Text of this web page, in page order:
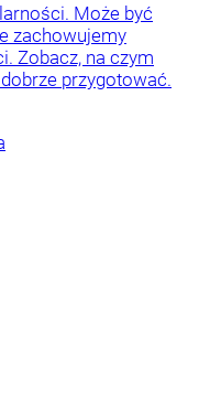
Może być
zachowujemy
Zobacz, na czym
przygotować.